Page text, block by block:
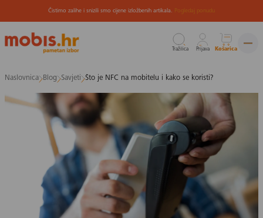
na
sadržaj
Čistimo zalihe i snizili smo cijene izložbenih artikala. Pogledaj ponudu
Tražilica Prijava Košarica
Naslovnica Blog Savjeti Što je NFC na mobitelu i kako se koristi?